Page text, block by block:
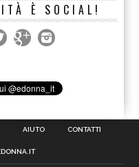
È SOCIAL!
AIUTO CONTATTI